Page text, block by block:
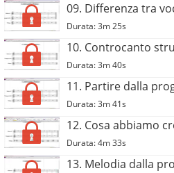
09. Differenza tra
Durata: 3m 25s
10. Controcanto
Durata: 3m 40s
11. Partire dalla
Durata: 3m 41s
12. Cosa abbiamo
Durata: 4m 33s
13. Melodia dalla